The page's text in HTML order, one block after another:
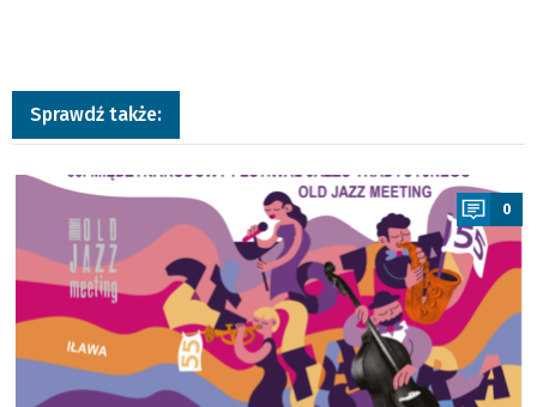
Sprawdź także:
a
0